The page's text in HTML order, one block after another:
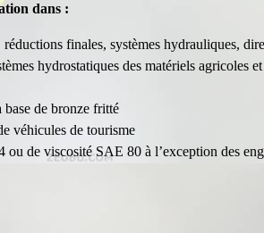
dans :
finales, systèmes hydrauliques,
hydrostatiques des matériels agricoles
de bronze fritté
véhicules de tourisme
de viscosité SAE 80 à l’exception des